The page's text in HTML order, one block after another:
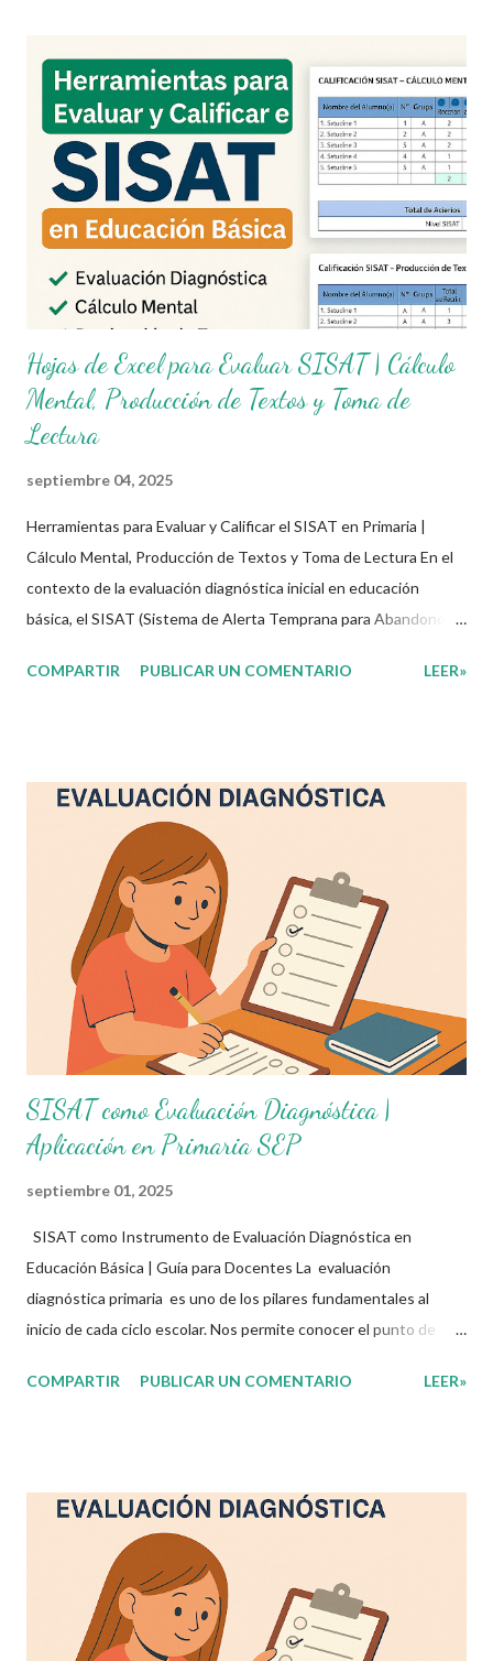
Hojas de Excel para Evaluar SISAT | Cálculo
Mental, Producción de Textos y Toma de
Lectura
septiembre 04, 2025
Herramientas para Evaluar y Calificar el SISAT en Primaria |
Cálculo Mental, Producción de Textos y Toma de Lectura En el
contexto de la evaluación diagnóstica inicial en educación
básica, el SISAT (Sistema de Alerta Temprana para Abandono
primaria. Su aplicación ayuda a identificar el nivel de dominio de
una serie de hojas de cálculo automatizadas diseñadas para
evaluar y calificar SISAT por grado, específicamente en las áreas
de: Cálculo mental (de 1° a 6° grado) Producción de textos (de
1° a 6° grado) Toma de lectura (de 1° a 6° grado) Estas
herramientas están alineadas con los enfoques de la evaluación
formativa , el aprendizaje personalizado SEP y la planeación
didáctica inicial que permiten mejorar el rendimiento acad...
COMPARTIR PUBLICAR UN COMENTARIO LEER»
SISAT como Evaluación Diagnóstica |
Aplicación en Primaria SEP
septiembre 01, 2025
SISAT como Instrumento de Evaluación Diagnóstica en
Educación Básica | Guía para Docentes La evaluación
diagnóstica primaria es uno de los pilares fundamentales al
inicio de cada ciclo escolar. Nos permite conocer el punto de
pedagógicas informadas. En este contexto, el Sistema de Alerta
primaria en línea o modalidad presencial. 📘 ¿Qué es el SISAT? El
SISAT es un instrumento desarrollado por la Secretaría de
Educación Pública (SEP) que permite identificar oportunamente
el rezago educativo y las necesidades específicas de los
alumnos en habilidades clave como: Lectura comprensiva
COMPARTIR PUBLICAR UN COMENTARIO LEER»